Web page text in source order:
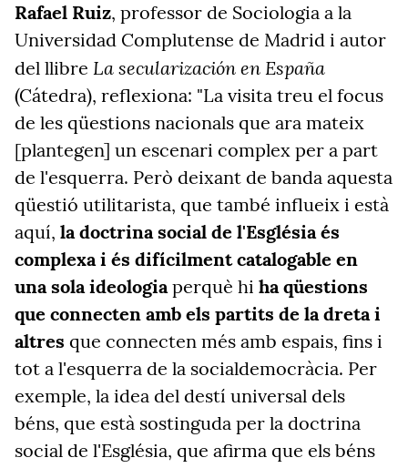
Rafael Ruiz, professor de Sociologia a la
Universidad Complutense de Madrid i autor
del llibre La secularización en España
(Cátedra), reflexiona: "La visita treu el focus
de les qüestions nacionals que ara mateix
[plantegen] un escenari complex per a part
de l'esquerra. Però deixant de banda aquesta
qüestió utilitarista, que també influeix i està
aquí, la doctrina social de l'Església és
complexa i és difícilment catalogable en
una sola ideologiaperquè hi ha qüestions
que connecten amb els partits de la dreta i
altres que connecten més amb espais, fins i
tot a l'esquerra de la socialdemocràcia. Per
exemple, la idea del destí universal dels
béns, que està sostinguda per la doctrina
social de l'Església, que afirma que els béns